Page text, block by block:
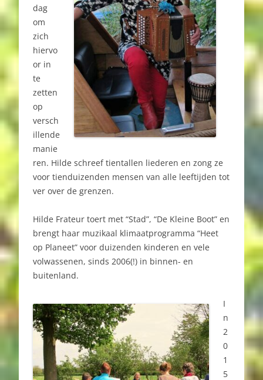
dag
om
zich
hiervo
or in
te
zetten
op
versch
illende
manie
ren. Hilde schreef tientallen liederen en zong ze
voor tienduizenden mensen van alle leeftijden tot
ver over de grenzen.
Hilde Frateur toert met “Stad”, “De Kleine Boot” en
brengt haar muzikaal klimaatprogramma “Heet
op Planeet” voor duizenden kinderen en vele
volwassenen, sinds 2006(!) in binnen- en
buitenland.
I
n
2
0
1
5